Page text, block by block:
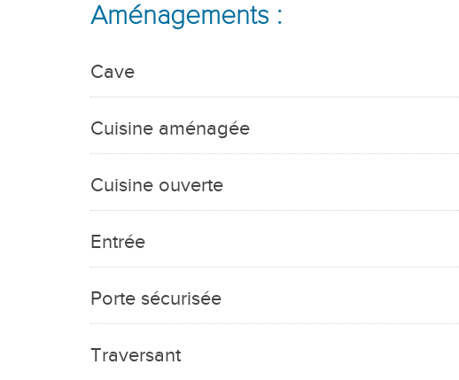
Aménagements :
Cave
Cuisine aménagée
Cuisine ouverte
Entrée
Porte sécurisée
Traversant